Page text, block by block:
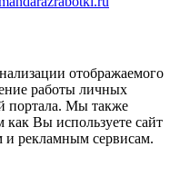
отображаемого
работы личных
портала. Мы также
Вы используете сайт
и рекламным сервисам.